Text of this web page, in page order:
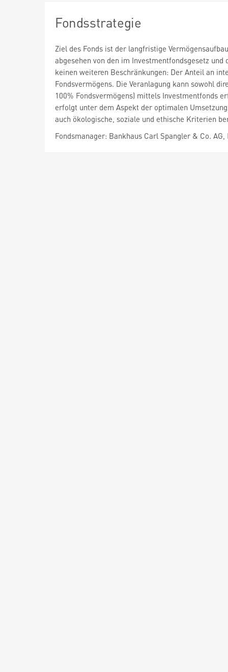
Fondsstrategie
Ziel des Fonds ist der langfristige
abgesehen von den im Investmentfondsgesetz
keinen weiteren Beschränkungen: Der Anteil an
Fondsvermögens. Die Veranlagung kann sowohl
100% Fondsvermögens) mittels Investmentfonds
erfolgt unter dem Aspekt der optimalen
auch ökologische, soziale und ethische Kriterien
Fondsmanager: Bankhaus Carl Spangler & Co.